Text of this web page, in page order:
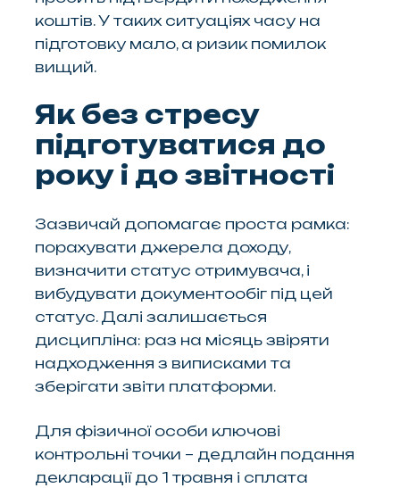
коштів. У таких ситуаціях часу на
підготовку мало, а ризик помилок
вищий.
Як без стресу
підготуватися до
року і до звітності
Зазвичай допомагає проста рамка:
порахувати джерела доходу,
визначити статус отримувача, і
вибудувати документообіг під цей
статус. Далі залишається
дисципліна: раз на місяць звіряти
надходження з виписками та
зберігати звіти платформи.
Для фізичної особи ключові
контрольні точки – дедлайн подання
декларації до 1 травня і сплата